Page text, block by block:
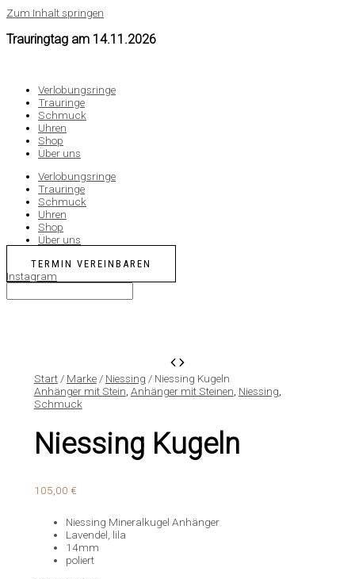
Zum Inhalt springen
Trauringtag am 14.11.2026
Verlobungsringe
Trauringe
Schmuck
Uhren
Shop
Über uns
Verlobungsringe
Trauringe
Schmuck
Uhren
Shop
Über uns
TERMIN VEREINBAREN
Instagram
Start/ Marke/ Niessing / Niessing Kugeln
Anhänger mit Stein, Anhänger mit Steinen, Niessing,
Schmuck
Niessing Kugeln
105,00 €
Niessing Mineralkugel Anhänger
Lavendel, lila
14mm
poliert